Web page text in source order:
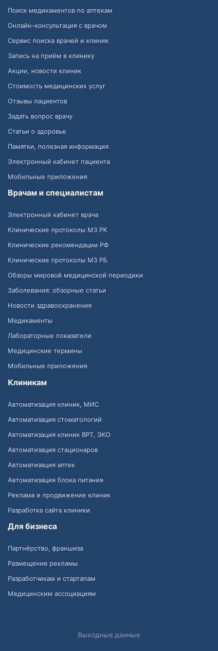
Поиск медикаментов по аптекам
Онлайн-консультация с врачом
Сервис поиска врачей и клиник
Запись на приём в клинику
Акции, новости клиник
Стоимость медицинских услуг
Отзывы пациентов
Задать вопрос врачу
Статьи о здоровье
Памятки, полезная информация
Электронный кабинет пациента
Мобильные приложения
Врачам и специалистам
Электронный кабинет врача
Клинические протоколы МЗ РК
Клинические рекомендации РФ
Клинические протоколы МЗ РБ
Обзоры мировой медицинской периодики
Заболевания: обзорные статьи
Новости здравоохранения
Медикаменты
Лабораторные показатели
Медицинские термины
Мобильные приложения
Клиникам
Автоматизация клиник, МИС
Автоматизация стоматологий
Автоматизация клиник ВРТ, ЭКО
Автоматизация стационаров
Автоматизация аптек
Автоматизация блока питания
Реклама и продвижение клиник
Разработка сайта клиники
Для бизнеса
Партнёрство, франшиза
Размещение рекламы
Разработчикам и стартапам
Медицинским ассоциациям
Выходные данные